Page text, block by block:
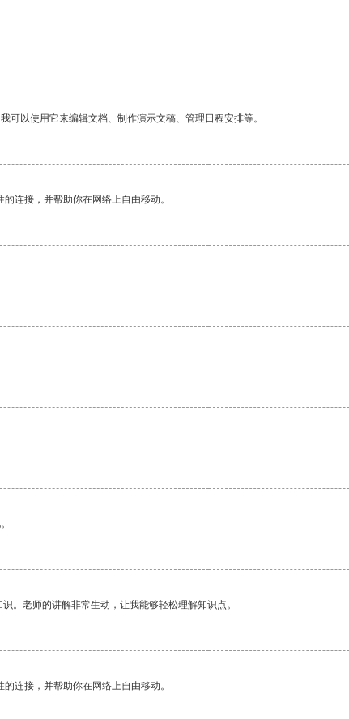
以使用它来编辑文档、制作演示文稿、管理日程安排等。
连接，并帮助你在网络上自由移动。
。老师的讲解非常生动，让我能够轻松理解知识点。
连接，并帮助你在网络上自由移动。